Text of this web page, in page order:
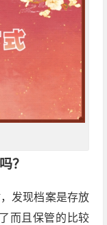
？
发现档案是存放
而且保管的比较